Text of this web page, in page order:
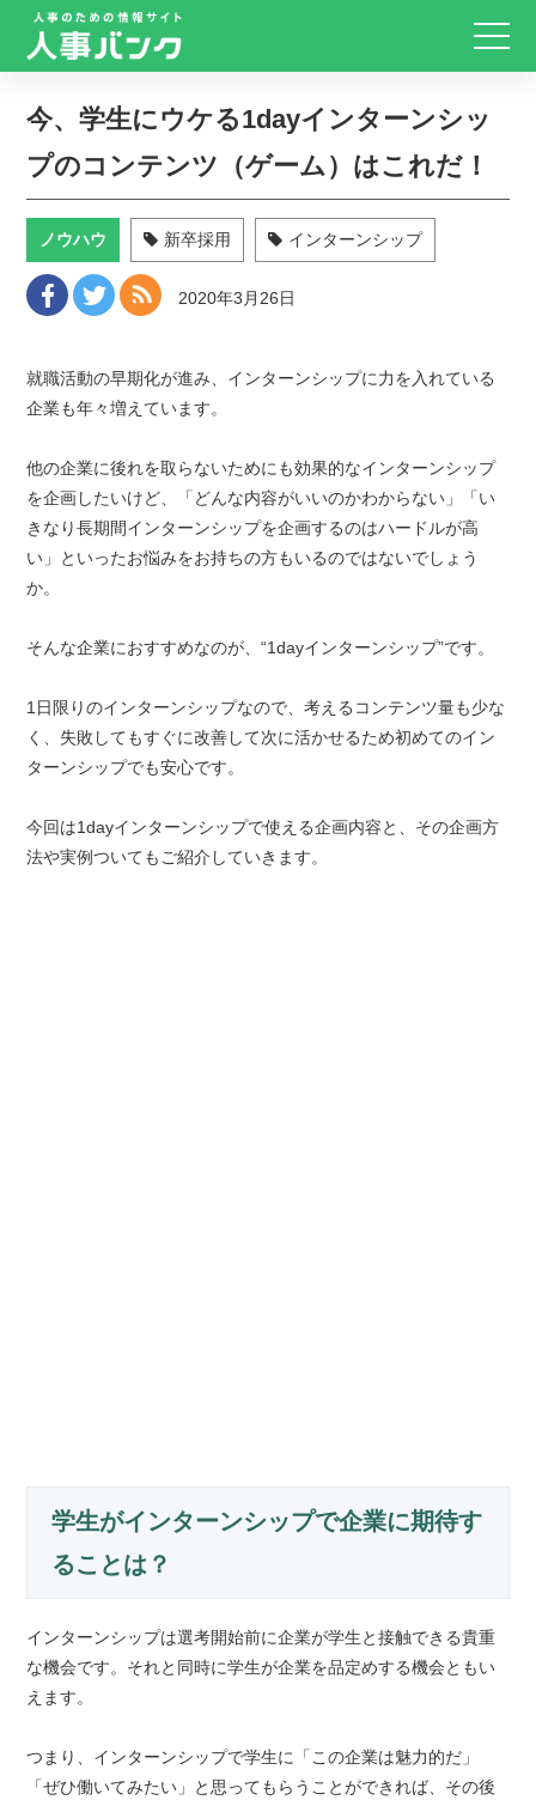
今、学生にウケる1dayインターンシッ
プのコンテンツ（ゲーム）はこれだ！
ノウハウ 新卒採用 インターンシップ
2020年3月26日
就職活動の早期化が進み、インターンシップに力を入れている
企業も年々増えています。
他の企業に後れを取らないためにも効果的なインターンシップ
を企画したいけど、「どんな内容がいいのかわからない」「い
きなり長期間インターンシップを企画するのはハードルが高
い」といったお悩みをお持ちの方もいるのではないでしょう
か。
そんな企業におすすめなのが、“1dayインターンシップ”です。
1日限りのインターンシップなので、考えるコンテンツ量も少な
く、失敗してもすぐに改善して次に活かせるため初めてのイン
ターンシップでも安心です。
今回は1dayインターンシップで使える企画内容と、その企画方
法や実例ついてもご紹介していきます。
学生がインターンシップで企業に期待す
ることは？
インターンシップは選考開始前に企業が学生と接触できる貴重
な機会です。それと同時に学生が企業を品定めする機会ともい
えます。
つまり、インターンシップで学生に「この企業は魅力的だ」
「ぜひ働いてみたい」と思ってもらうことができれば、その後